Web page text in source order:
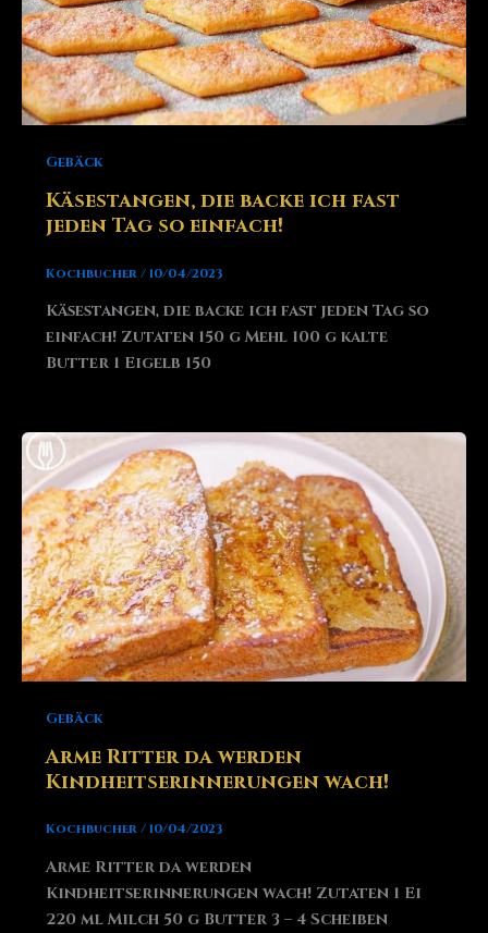
Gebäck
Käsestangen, die backe ich fast
jeden Tag so einfach!
Kochbucher/10/04/2023
Käsestangen, die backe ich fast jeden Tag so
einfach! Zutaten 150 g Mehl 100 g kalte
Butter 1 Eigelb 150
Gebäck
Arme Ritter da werden
Kindheitserinnerungen wach!
Kochbucher/10/04/2023
Arme Ritter da werden
Kindheitserinnerungen wach! Zutaten 1 Ei
220 ml Milch 50 g Butter 3 – 4 Scheiben